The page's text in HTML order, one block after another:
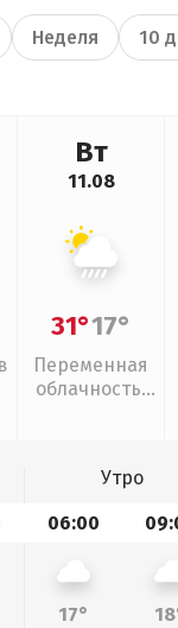
Неделя 10
Вт
11.08
31°17°
Переменная
облачность,
Утро
06:00
17°